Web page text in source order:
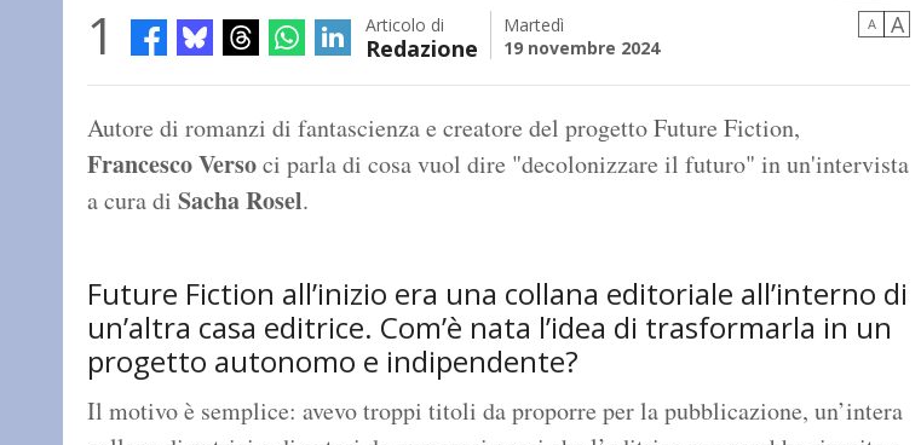
1 Articolo di
Redazione
Martedì
19 novembre 2024
A A
Autore di romanzi di fantascienza e creatore del progetto Future Fiction,
Francesco Versoci parla di cosa vuol dire "decolonizzare il futuro" in un'intervista
a cura di Sacha Rosel.
Future Fiction all’inizio era una collana editoriale all’interno di
un’altra casa editrice. Com’è nata l’idea di trasformarla in un
progetto autonomo e indipendente?
Il motivo è semplice: avevo troppi titoli da proporre per la pubblicazione, un’intera